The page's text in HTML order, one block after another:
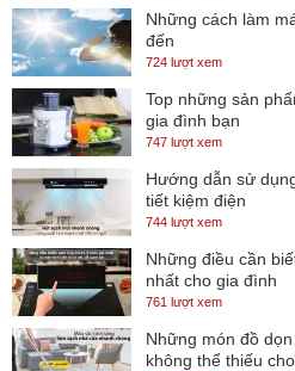
thực phẩm tươi, mềm trong vòng 1 -
giữ được chất dinh dưỡng.
- Đông cứng (Khoảng từ 1 - MAX): -
đông nhanh chóng, thực phẩm hoàn
Những cách làm
đến
724 lượt xem
Top những sản
gia đình bạn
747 lượt xem
Hướng dẫn sử
tiết kiệm điện
744 lượt xem
Những điều cần
nhất cho gia đình
761 lượt xem
Những món đồ
không thể thiếu